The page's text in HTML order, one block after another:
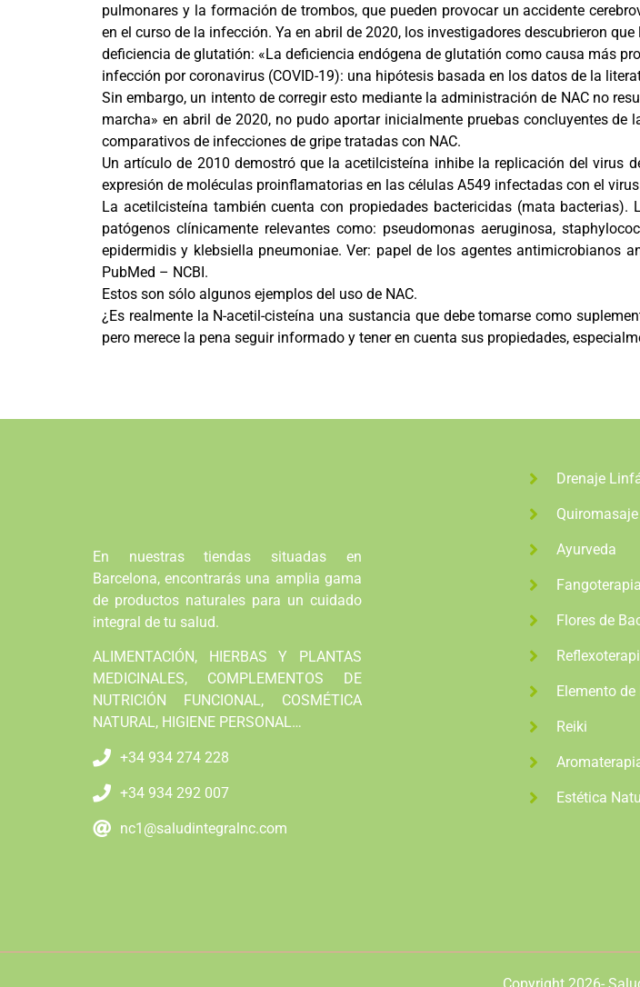
pulmonares y la formación de trombos, que pueden provocar un accidente
en el curso de la infección. Ya en abril de 2020, los investigadores descubrieron
deficiencia de glutatión: «La deficiencia endógena de glutatión como causa más
infección por coronavirus (COVID-19): una hipótesis basada en los datos de la
Sin embargo, un intento de corregir esto mediante la administración de NAC no
marcha» en abril de 2020, no pudo aportar inicialmente pruebas concluyentes
comparativos de infecciones de gripe tratadas con NAC.
Un artículo de 2010 demostró que la acetilcisteína inhibe la replicación del virus
expresión de moléculas proinflamatorias en las células A549 infectadas con el
La acetilcisteína también cuenta con propiedades bactericidas (mata
patógenos clínicamente relevantes como: pseudomonas aeruginosa,
epidermidis y klebsiella pneumoniae. Ver: papel de los agentes
PubMed – NCBI.
Estos son sólo algunos ejemplos del uso de NAC.
¿Es realmente la N-acetil-cisteína una sustancia que debe tomarse como
pero merece la pena seguir informado y tener en cuenta sus propiedades,
En nuestras tiendas situadas en
Barcelona, encontrarás una amplia gama
de productos naturales para un cuidado
integral de tu salud.
ALIMENTACIÓN, HIERBAS Y PLANTAS
MEDICINALES, COMPLEMENTOS DE
NUTRICIÓN FUNCIONAL, COSMÉTICA
NATURAL, HIGIENE PERSONAL…
+34 934 274 228
+34 934 292 007
nc1@saludintegralnc.com
Drenaje
Quiromasaje
Ayurveda
Fangoterapia
Flores de
Elemento de
Reiki
Estética
Copyright 2026-